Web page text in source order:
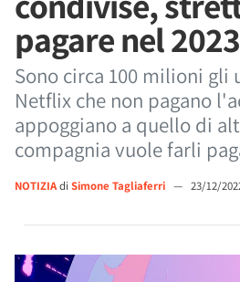
pagare nel 2023
Sono circa 100 milioni
Netflix che non pagano
appoggiano a quello di
compagnia vuole farli
NOTIZIAdi Simone Tagliaferri — 23/12/